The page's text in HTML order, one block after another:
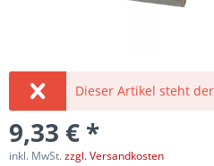
Dieser Artikel steht
9,33 € *
inkl. MwSt.zzgl. Versandkosten